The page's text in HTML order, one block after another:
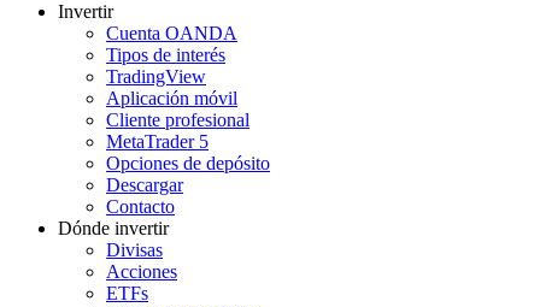
Invertir
Cuenta OANDA
Tipos de interés
TradingView
Aplicación móvil
Cliente profesional
MetaTrader 5
Opciones de depósito
Descargar
Contacto
Dónde invertir
Divisas
Acciones
ETFs